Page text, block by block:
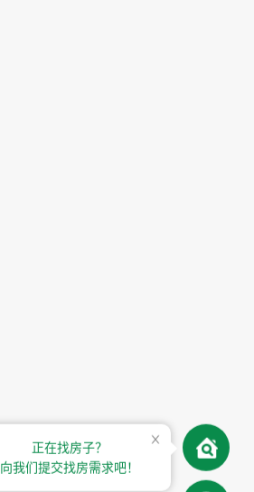
正在找房子？
向我们提交找房需求吧！